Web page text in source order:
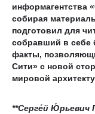
информагентства
собирая
подготовил для
собравший в себе
факты,
Сити» с новой
мировой
**Серге́й Ю́рьевич